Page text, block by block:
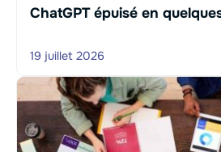
ChatGPT épuisé en
19 juillet 2026